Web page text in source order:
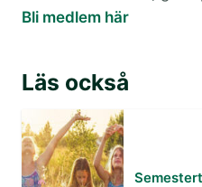
Bli medlem här
Läs också